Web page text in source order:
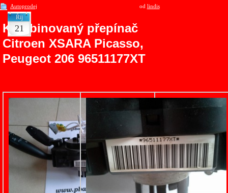
Říj
21
Autoprodej od lindis
Kombinovaný přepínač
Citroen XSARA Picasso,
Peugeot 206 96511177XT